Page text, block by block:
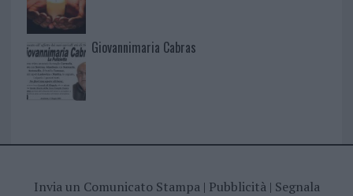
Giovannimaria Cabras
Invia un Comunicato Stampa| Pubblicità| Segnala